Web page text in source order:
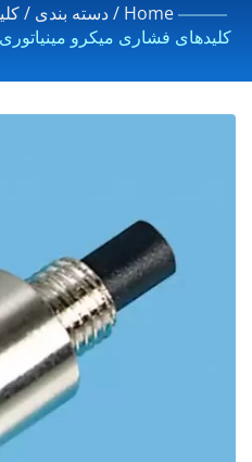
Home
/دسته بندی /
کلیدهای فشاری میکرو مینیاتوری